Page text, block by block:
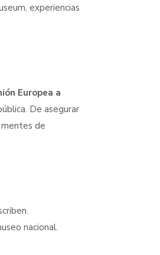
experiencias
Europea a
De asegurar
de
nacional.